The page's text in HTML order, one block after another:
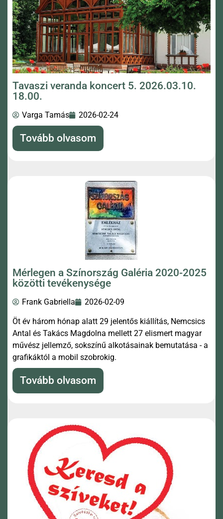
Tavaszi veranda koncert 5. 2026.03.10.
18.00.
Varga Tamás 2026-02-24
Tovább olvasom
Mérlegen a Színország Galéria 2020-2025
közötti tevékenysége
Frank Gabriella 2026-02-09
Öt év három hónap alatt 29 jelentős kiállítás, Nemcsics
Antal és Takács Magdolna mellett 27 elismert magyar
művész jellemző, sokszínű alkotásainak bemutatása - a
grafikáktól a mobil szobrokig.
Tovább olvasom